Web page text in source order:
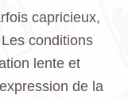
capricieux,
Les conditions
lente et
de la